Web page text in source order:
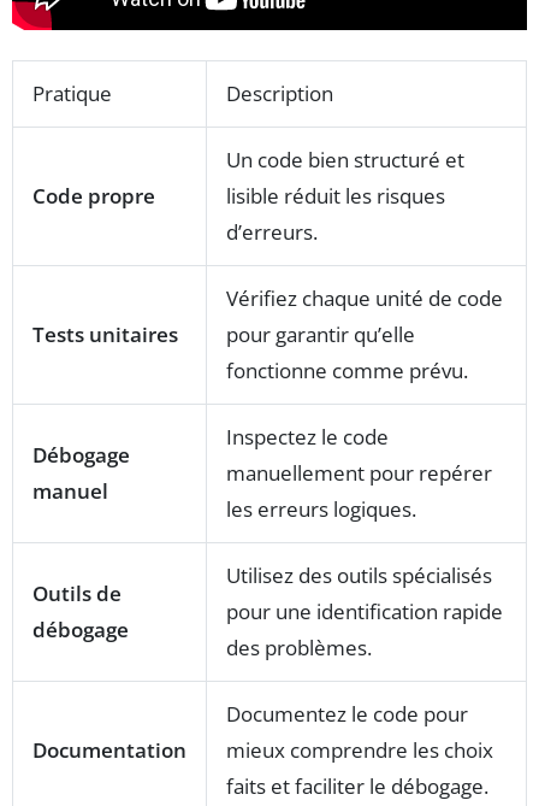
Pratique Description
Code propre
Un code bien structuré et
lisible réduit les risques
d’erreurs.
Tests unitaires
Vérifiez chaque unité de code
pour garantir qu’elle
fonctionne comme prévu.
Débogage
manuel
Inspectez le code
manuellement pour repérer
les erreurs logiques.
Outils de
débogage
Utilisez des outils spécialisés
pour une identification rapide
des problèmes.
Documentation
Documentez le code pour
mieux comprendre les choix
faits et faciliter le débogage.